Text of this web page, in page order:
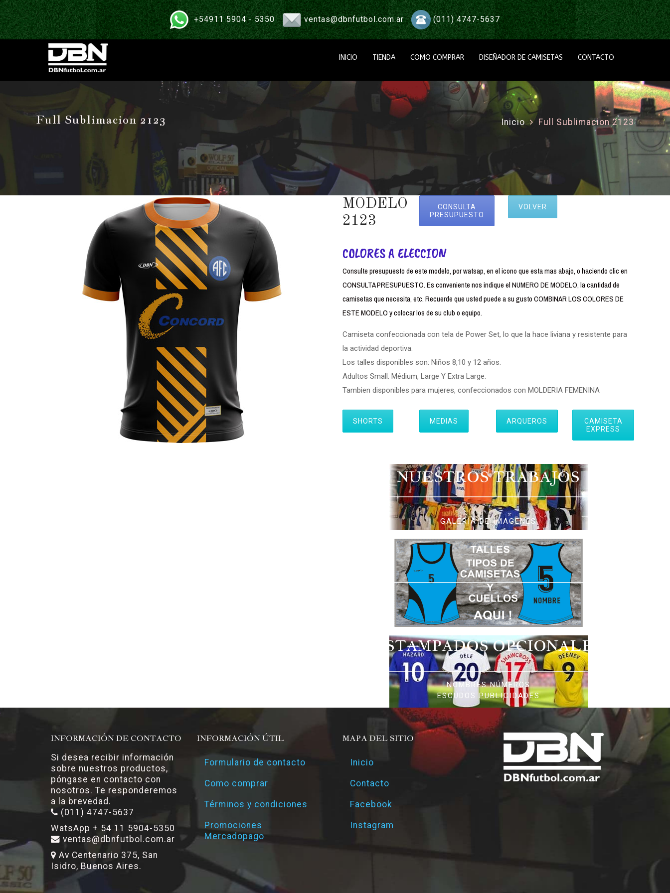
+54911 5904 - 5350 ventas@dbnfutbol.com.ar (011) 4747-5637
INICIO TIENDA COMO COMPRAR DISEÑADOR DE CAMISETAS CONTACTO
Full Sublimacion 2123 Inicio Full Sublimacion 2123
MODELO
2123
CONSULTA
PRESUPUESTO
VOLVER
COLORES A ELECCION
Consulte presupuesto de este modelo, por watsap, en el icono que esta mas abajo, o haciendo clic en
CONSULTA PRESUPUESTO. Es conveniente nos indique el NUMERO DE MODELO, la cantidad de
camisetas que necesita, etc. Recuerde que usted puede a su gusto COMBINAR LOS COLORES DE
ESTE MODELO y colocar los de su club o equipo.
Camiseta confeccionada con tela de Power Set, lo que la hace liviana y resistente para
la actividad deportiva.
Los talles disponibles son: Niños 8,10 y 12 años.
Adultos Small. Médium, Large Y Extra Large.
Tambien disponibles para mujeres, confeccionados con MOLDERIA FEMENINA
SHORTS MEDIAS ARQUEROS
CAMISETA
EXPRESS
NUESTROS TRABAJOS
GALERIA DE IMAGENES
ESTAMPADOS OPCIONALES
NOMBRES NÚMEROS
ESCUDOS PUBLICIDADES
INFORMACIÓN DE CONTACTO
Si desea recibir información
sobre nuestros productos,
póngase en contacto con
nosotros. Te responderemos
a la brevedad.
(011) 4747-5637
WatsApp + 54 11 5904-5350
ventas@dbnfutbol.com.ar
Av Centenario 375, San
Isidro, Buenos Aires.
INFORMACIÓN ÚTIL
Formulario de contacto
Como comprar
Términos y condiciones
Promociones
Mercadopago
MAPA DEL SITIO
Inicio
Contacto
Facebook
Instagram